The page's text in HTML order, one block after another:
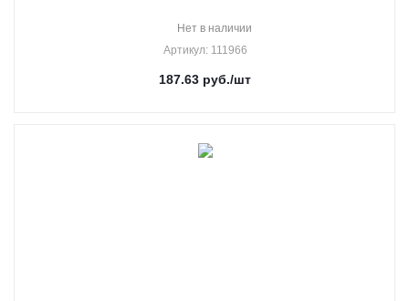
Нет в наличии
Артикул: 111966
187.63 руб./шт